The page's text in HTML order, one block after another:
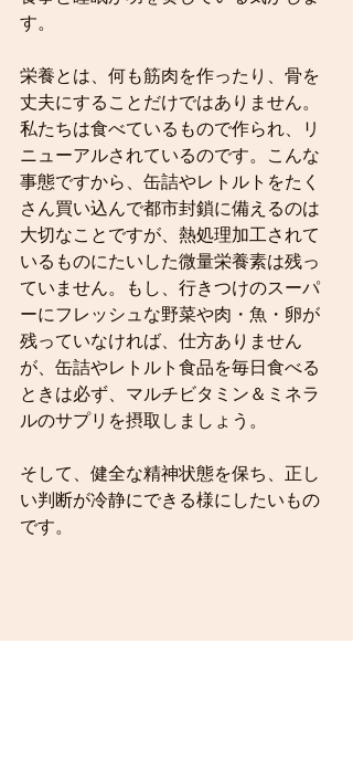
す。
栄養とは、何も筋肉を作ったり、骨を
丈夫にすることだけではありません。
私たちは食べているもので作られ、リ
ニューアルされているのです。こんな
事態ですから、缶詰やレトルトをたく
さん買い込んで都市封鎖に備えるのは
大切なことですが、熱処理加工されて
いるものにたいした微量栄養素は残っ
ていません。もし、行きつけのスーパ
ーにフレッシュな野菜や肉・魚・卵が
残っていなければ、仕方ありません
が、缶詰やレトルト食品を毎日食べる
ときは必ず、マルチビタミン＆ミネラ
ルのサプリを摂取しましょう。
そして、健全な精神状態を保ち、正し
い判断が冷静にできる様にしたいもの
です。